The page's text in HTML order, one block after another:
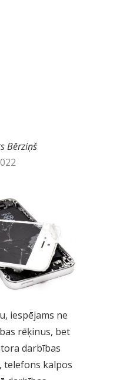
Bērziņš
iespējams ne
rēķinus, bet
darbības
telefons kalpos